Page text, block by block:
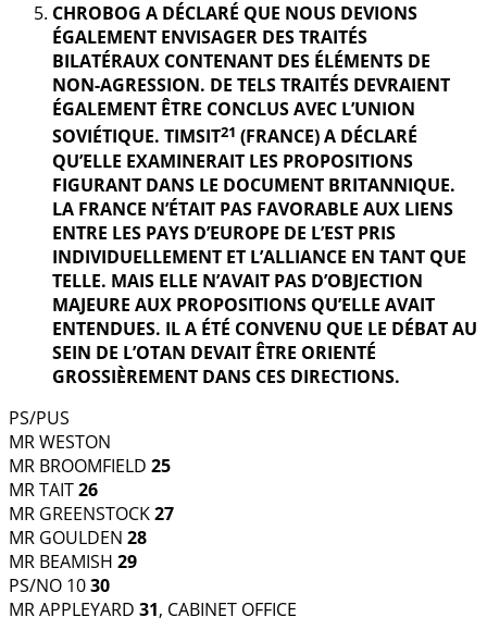
CHROBOG A DÉCLARÉ QUE NOUS DEVIONS
ÉGALEMENT ENVISAGER DES TRAITÉS
BILATÉRAUX CONTENANT DES ÉLÉMENTS DE
NON-AGRESSION. DE TELS TRAITÉS DEVRAIENT
ÉGALEMENT ÊTRE CONCLUS AVEC L’UNION
SOVIÉTIQUE. TIMSIT21 (FRANCE) A DÉCLARÉ
QU’ELLE EXAMINERAIT LES PROPOSITIONS
FIGURANT DANS LE DOCUMENT BRITANNIQUE.
LA FRANCE N’ÉTAIT PAS FAVORABLE AUX LIENS
ENTRE LES PAYS D’EUROPE DE L’EST PRIS
INDIVIDUELLEMENT ET L’ALLIANCE EN TANT QUE
TELLE. MAIS ELLE N’AVAIT PAS D’OBJECTION
MAJEURE AUX PROPOSITIONS QU’ELLE AVAIT
ENTENDUES. IL A ÉTÉ CONVENU QUE LE DÉBAT AU
SEIN DE L’OTAN DEVAIT ÊTRE ORIENTÉ
GROSSIÈREMENT DANS CES DIRECTIONS.
PS/PUS
MR WESTON
MR BROOMFIELD 25
MR TAIT26
MR GREENSTOCK27
MR GOULDEN 28
MR BEAMISH 29
PS/NO 1030
MR APPLEYARD 31, CABINET OFFICE